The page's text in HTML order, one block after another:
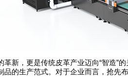
，更是传统皮革产业迈向“智造”
品的生产范式。对于企业而言，抢先